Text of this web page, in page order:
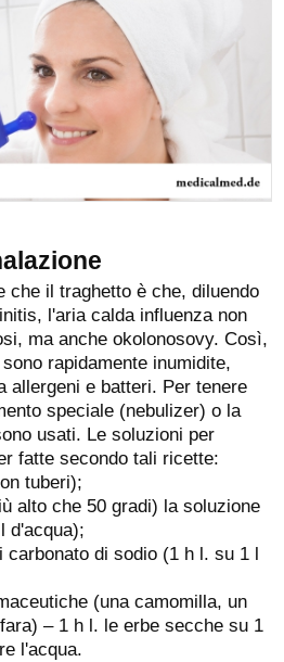
che il traghetto è che, diluendo
l'aria calda influenza non
ma anche okolonosovy. Così,
rapidamente inumidite,
allergeni e batteri. Per tenere
speciale (nebulizer) o la
usati. Le soluzioni per
fatte secondo tali ricette:
tuberi);
alto che 50 gradi) la soluzione
d'acqua);
carbonato di sodio (1 h l. su 1 l
(una camomilla, un
– 1 h l. le erbe secche su 1
l'acqua.